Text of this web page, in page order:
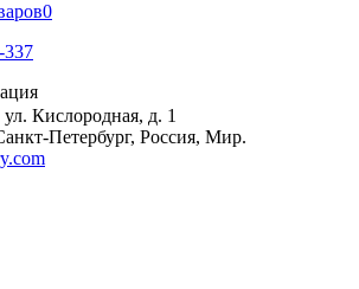
0
337
Кислородная, д. 1
Петербург, Россия, Мир.